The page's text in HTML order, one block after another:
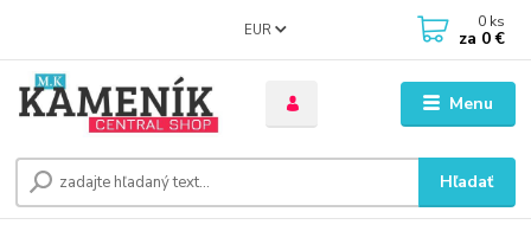
Menu
EUR
Hľadať
0 ks
za 0 €